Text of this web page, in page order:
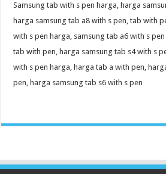
Samsung tab with s pen harga, harga
harga samsung tab a8 with s pen, tab with
with s pen harga, samsung tab a6 with s
tab with pen, harga samsung tab s4 with s
with s pen harga, harga tab a with pen,
pen, harga samsung tab s6 with s pen